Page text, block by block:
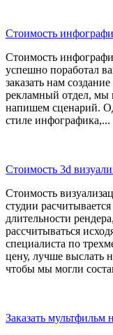
Стоимость
Стоимость
успешно поработал
заказать нам
рекламный отдел, мы
напишем сценарий.
стиле инфографика,...
Стоимость 3d
Стоимость
студии
длительности
рассчитываться
специалиста по
цену, лучше выслать
чтобы мы могли
Заказать мультфильм